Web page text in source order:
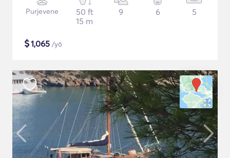
Purjevene
50 ft
15 m
9 6 5
$1,065 /yö